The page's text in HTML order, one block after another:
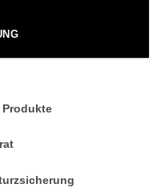
Produkte